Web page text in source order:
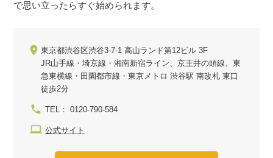
で思い立ったらすぐ始められます。
東京都渋谷区渋谷3-7-1 高山ランド第12ビル 3F
JR山手線・埼京線・湘南新宿ライン、京王井の頭線、東
急東横線・田園都市線・東京メトロ 渋谷駅 南改札 東口
徒歩2分
TEL： 0120-790-584
公式サイト